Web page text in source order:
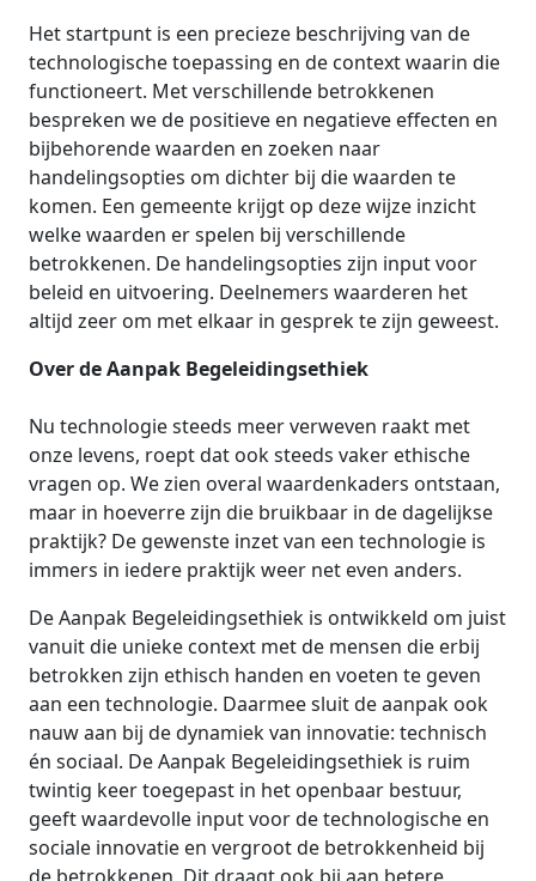
Het startpunt is een precieze beschrijving van de
technologische toepassing en de context waarin die
functioneert. Met verschillende betrokkenen
bespreken we de positieve en negatieve effecten en
bijbehorende waarden en zoeken naar
handelingsopties om dichter bij die waarden te
komen. Een gemeente krijgt op deze wijze inzicht
welke waarden er spelen bij verschillende
betrokkenen. De handelingsopties zijn input voor
beleid en uitvoering. Deelnemers waarderen het
altijd zeer om met elkaar in gesprek te zijn geweest.
Over de Aanpak Begeleidingsethiek
Nu technologie steeds meer verweven raakt met
onze levens, roept dat ook steeds vaker ethische
vragen op. We zien overal waardenkaders ontstaan,
maar in hoeverre zijn die bruikbaar in de dagelijkse
praktijk? De gewenste inzet van een technologie is
immers in iedere praktijk weer net even anders.
De Aanpak Begeleidingsethiek is ontwikkeld om juist
vanuit die unieke context met de mensen die erbij
betrokken zijn ethisch handen en voeten te geven
aan een technologie. Daarmee sluit de aanpak ook
nauw aan bij de dynamiek van innovatie: technisch
én sociaal. De Aanpak Begeleidingsethiek is ruim
twintig keer toegepast in het openbaar bestuur,
geeft waardevolle input voor de technologische en
sociale innovatie en vergroot de betrokkenheid bij